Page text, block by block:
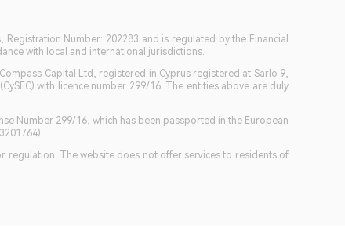
Number: 202283 and is regulated by the Financial
with local and international jurisdictions.
Capital Ltd, registered in Cyprus registered at Sarlo 9,
with licence number 299/16. The entities above are duly
Number 299/16, which has been passported in the European
regulation. The website does not offer services to residents of